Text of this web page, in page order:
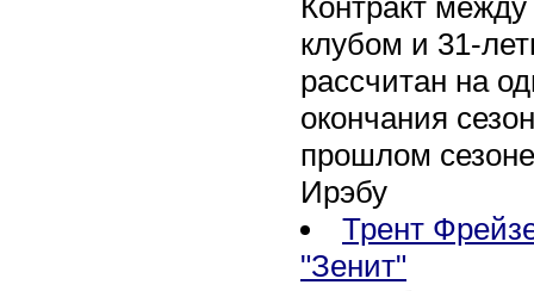
клубом и 31-
рассчитан на
окончания
прошлом
Ирэбу
Трент
"Зенит"